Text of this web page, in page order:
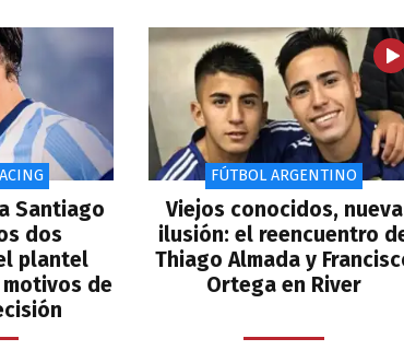
Santiago
dos
plantel
de
FÚTBOL ARGENTINO
Viejos conocidos, nueva
ilusión: el reencuentro
Thiago Almada y
Ortega en River